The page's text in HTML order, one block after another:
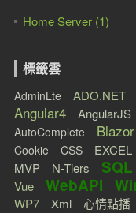
Home Server (1)
標籤雲
AdminLte ADO.NET
Angular4
AngularJS
AutoComplete Blazor
Cookie CSS EXCEL
MVP
N-Tiers SQL
Vue WebAPI
WP7
Xml 心情點播